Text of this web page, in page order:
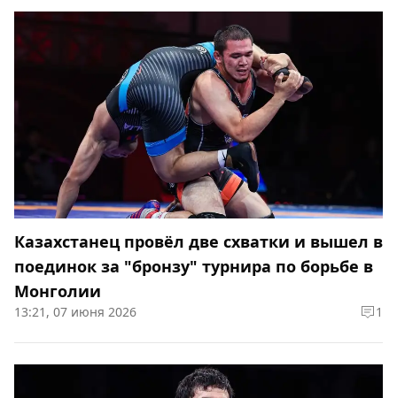
Казахстанец провёл две схватки и вышел в
поединок за "бронзу" турнира по борьбе в
Монголии
13:21, 07 июня 2026 1